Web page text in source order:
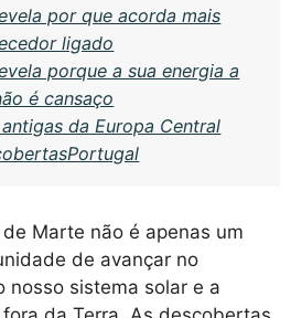
por que acorda mais
ligado
porque a sua energia a
é cansaço
da Europa Central
de Marte não é apenas um
de avançar no
nosso sistema solar e a